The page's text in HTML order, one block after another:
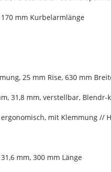
mm Kurbelarmlänge
25 mm Rise, 630 mm
31,8 mm, verstellbar, Blendr-
mit Klemmung //
mm, 300 mm Länge